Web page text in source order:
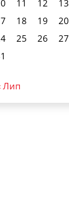
11 12 13
18 19 20
25 26 27
Лип